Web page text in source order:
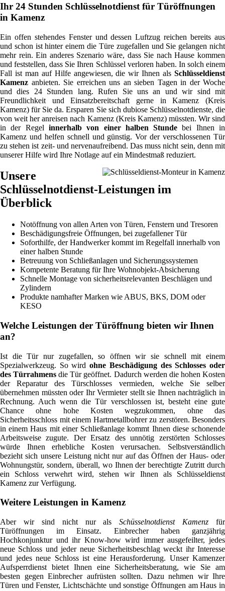
Ihr 24 Stunden Schlüsselnotdienst für Türöffnungen
in Kamenz
Ein offen stehendes Fenster und dessen Luftzug reichen bereits aus
und schon ist hinter einem die Türe zugefallen und Sie gelangen nicht
mehr rein. Ein anderes Szenario wäre, dass Sie nach Hause kommen
und feststellen, dass Sie Ihren Schlüssel verloren haben. In solch einem
Fall ist man auf Hilfe angewiesen, die wir Ihnen als Schlüsseldienst
Kamenz anbieten. Sie erreichen uns an sieben Tagen in der Woche
und dies 24 Stunden lang. Rufen Sie uns an und wir sind mit
Freundlichkeit und Einsatzbereitschaft gerne in Kamenz (Kreis
Kamenz) für Sie da. Ersparen Sie sich dubiose Schlüsselnotdienste, die
von weit her anreisen nach Kamenz (Kreis Kamenz) müssten. Wir sind
in der Regel innerhalb von einer halben Stunde bei Ihnen in
Kamenz und helfen schnell und günstig. Vor der verschlossenen Tür
zu stehen ist zeit- und nervenaufreibend. Das muss nicht sein, denn mit
unserer Hilfe wird Ihre Notlage auf ein Mindestmaß reduziert.
Unsere
Schlüsselnotdienst-Leistungen im
Überblick
Notöffnung von allen Arten von Türen, Fenstern und Tresoren
Beschädigungsfreie Öffnungen, bei zugefallener Tür
Soforthilfe, der Handwerker kommt im Regelfall innerhalb von
einer halben Stunde
Betreuung von Schließanlagen und Sicherungssystemen
Kompetente Beratung für Ihre Wohnobjekt-Absicherung
Schnelle Montage von sicherheitsrelevanten Beschlägen und
Zylindern
Produkte namhafter Marken wie ABUS, BKS, DOM oder
KESO
Welche Leistungen der Türöffnung bieten wir Ihnen
an?
Ist die Tür nur zugefallen, so öffnen wir sie schnell mit einem
Spezialwerkzeug. So wirdohne Beschädigung des Schlosses oder
des Türrahmens die Tür geöffnet. Dadurch werden die hohen Kosten
der Reparatur des Türschlosses vermieden, welche Sie selber
übernehmen müssten oder Ihr Vermieter stellt sie Ihnen nachträglich in
Rechnung. Auch wenn die Tür verschlossen ist, besteht eine gute
Chance ohne hohe Kosten wegzukommen, ohne das
Sicherheitsschloss mit einem Hartmetallbohrer zu zerstören. Besonders
in einem Haus mit einer Schließanlage kommt Ihnen diese schonende
Arbeitsweise zugute. Der Ersatz des unnötig zerstörten Schlosses
würde Ihnen erhebliche Kosten verursachen. Selbstverständlich
bezieht sich unsere Leistung nicht nur auf das Öffnen der Haus- oder
Wohnungstür, sondern, überall, wo Ihnen der berechtigte Zutritt durch
ein Schloss verwehrt wird, stehen wir Ihnen als Schlüsseldienst
Kamenz zur Verfügung.
Weitere Leistungen in Kamenz
Aber wir sind nicht nur alsSchüsselnotdienst Kamenz für
Türöffnungen im Einsatz. Einbrecher haben ganzjährig
Hochkonjunktur und ihr Know-how wird immer ausgefeilter, jedes
neue Schloss und jeder neue Sicherheitsbeschlag weckt ihr Interesse
und jedes neue Schloss ist eine Herausforderung. Unser Kamenzer
Aufsperrdienst bietet Ihnen eine Sicherheitsberatung, wie Sie am
besten gegen Einbrecher aufrüsten sollten. Dazu nehmen wir Ihre
Türen und Fenster, Lichtschächte und sonstige Öffnungen am Haus in